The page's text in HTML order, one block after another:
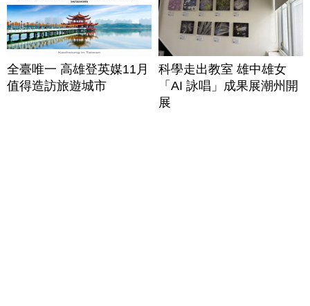
全臺唯一 高雄登英媒11月
值得造訪旅遊城市
科學走出教室 雄中雄女
「AI 詠唱」成果展潮州開
展